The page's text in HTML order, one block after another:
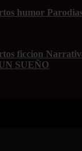
humor
ficcion
SUEÑO